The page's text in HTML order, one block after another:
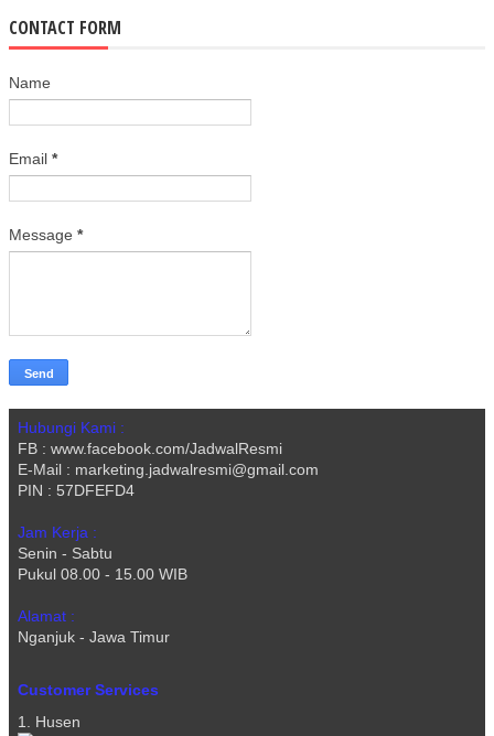
CONTACT FORM
Name
Email *
Message *
Hubungi Kami :
FB : www.facebook.com/JadwalResmi
E-Mail : marketing.jadwalresmi@gmail.com
PIN : 57DFEFD4
Jam Kerja :
Senin - Sabtu
Pukul 08.00 - 15.00 WIB
Alamat :
Nganjuk - Jawa Timur
Customer Services
1. Husen